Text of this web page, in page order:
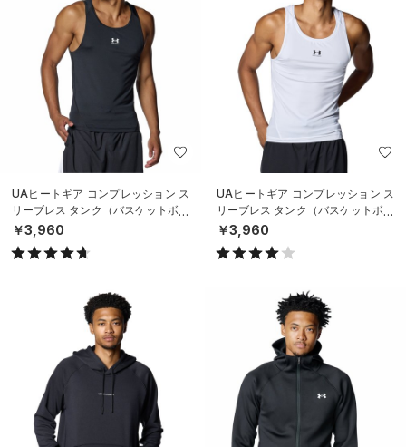
UAヒートギア コンプレッション ス
リーブレス タンク（バスケットボー
ル/MEN）
￥3,960
UAヒートギア コンプレッション ス
リーブレス タンク（バスケットボー
ル/MEN）
￥3,960